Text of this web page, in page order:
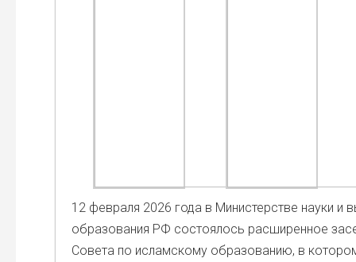
12 фев­ра­ля 2026 года в Мини­стер­стве нау­ки и
обра­зо­ва­ния РФ состо­я­лось рас­ши­рен­ное
Сове­та по ислам­ско­му обра­зо­ва­нию, в